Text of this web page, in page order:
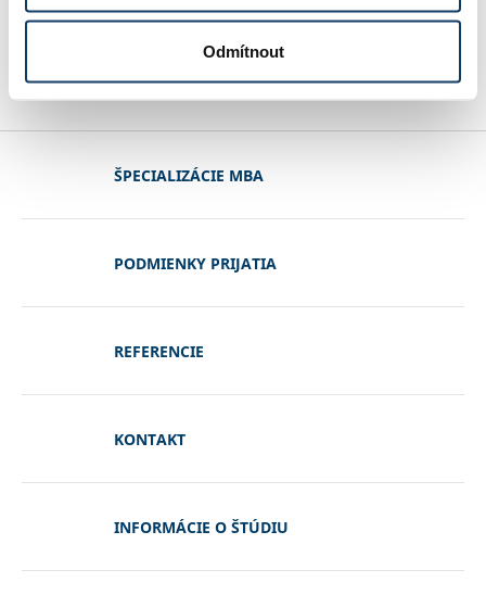
Odmítnout
grantového riadenia.
ŠPECIALIZÁCIE MBA
PODMIENKY PRIJATIA
REFERENCIE
KONTAKT
INFORMÁCIE O ŠTÚDIU